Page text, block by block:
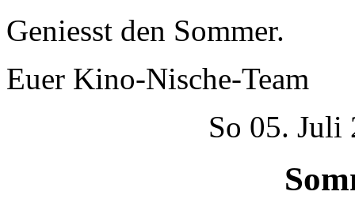
Geniesst den Sommer.
Euer Kino-Nische-Team
So 05. Juli